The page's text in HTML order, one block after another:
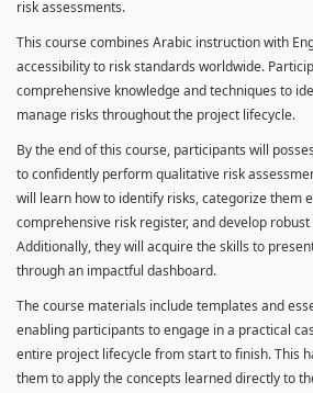
risk assessments.
This course combines Arabic instruction with
accessibility to risk standards worldwide.
comprehensive knowledge and techniques to
manage risks throughout the project lifecycle.
By the end of this course, participants will
to confidently perform qualitative risk
will learn how to identify risks, categorize them
comprehensive risk register, and develop
Additionally, they will acquire the skills to
through an impactful dashboard.
The course materials include templates and
enabling participants to engage in a practical
entire project lifecycle from start to finish. This
them to apply the concepts learned directly to